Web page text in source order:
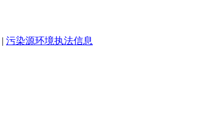
| 污染源环境执法信息